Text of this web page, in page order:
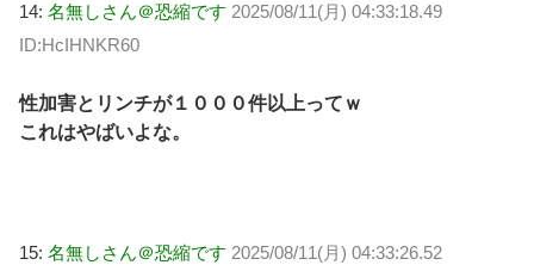
14: 名無しさん＠恐縮です 2025/08/11(月) 04:33:18.49
ID:HcIHNKR60
性加害とリンチが１０００件以上ってｗ
これはやばいよな。
15: 名無しさん＠恐縮です 2025/08/11(月) 04:33:26.52